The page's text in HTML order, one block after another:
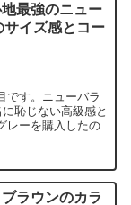
最強のニュー
イズ感とコー
です。ニューバラ
恥じない高級感と
レーを購入したの
ラウンのカラ